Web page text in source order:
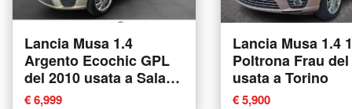
Lancia Musa 1.4
Argento Ecochic GPL
del 2010 usata a Sala
Consilina
€ 6,999
Lancia Musa 1.4
Poltrona Frau del
usata a Torino
€ 5,900